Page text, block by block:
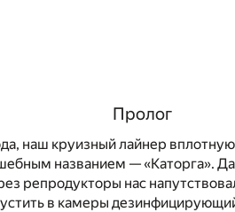
Пролог
наш круизный лайнер
названием — «Каторга».
репродукторы нас
в камеры